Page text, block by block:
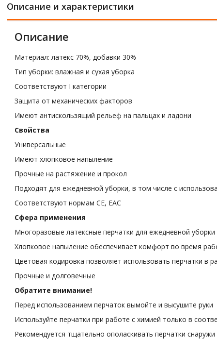
Описание и характеристики
Описание
Материал: латекс 70%, добавки 30%
Тип уборки: влажная и сухая уборка
Соответствуют I категории
Защита от механических факторов
Имеют антискользящий рельеф на пальцах и ладони
Свойства
Универсальные
Имеют хлопковое напыление
Прочные на растяжение и прокол
Подходят для ежедневной уборки, в том числе с
Соответствуют нормам CE, ЕАС
Сфера применения
Многоразовые латексные перчатки для ежедневной
Хлопковое напыление обеспечивает комфорт во время
Цветовая кодировка позволяет использовать перчатки в
Прочные и долговечные
Обратите внимание!
Перед использованием перчаток вымойте и высушите руки
Используйте перчатки при работе с химией только в
Рекомендуется тщательно ополаскивать перчатки